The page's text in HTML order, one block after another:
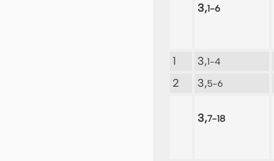
3,1-6
1 3,1-4
2
3,5-6
3,7-18